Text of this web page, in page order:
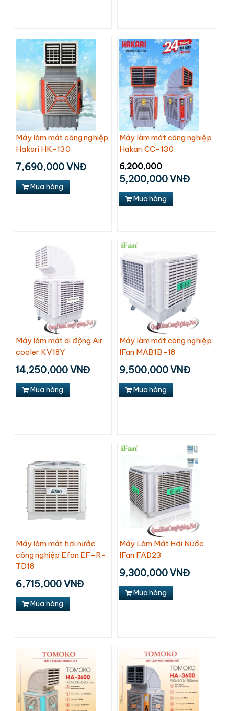
Máy làm mát công nghiệp
Hakari HK-130
7,690,000 VNĐ
Mua hàng
Máy làm mát công nghiệp
Hakari CC-130
6,200,000
5,200,000 VNĐ
Mua hàng
Máy làm mát di động Air
cooler KV18Y
14,250,000 VNĐ
Mua hàng
Máy làm mát công nghiệp
IFan MAB1B-18
9,500,000 VNĐ
Mua hàng
Máy làm mát hơi nước
công nghiệp Efan EF-R-
TD18
6,715,000 VNĐ
Mua hàng
Máy Làm Mát Hơi Nước
IFan FAD23
9,300,000 VNĐ
Mua hàng